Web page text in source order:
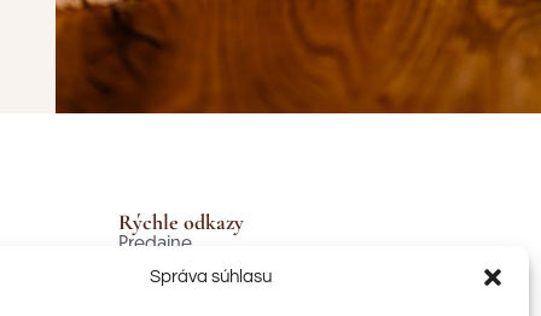
Správa súhlasu
Rýchle odkazy
Predajne
Ochrana údajov